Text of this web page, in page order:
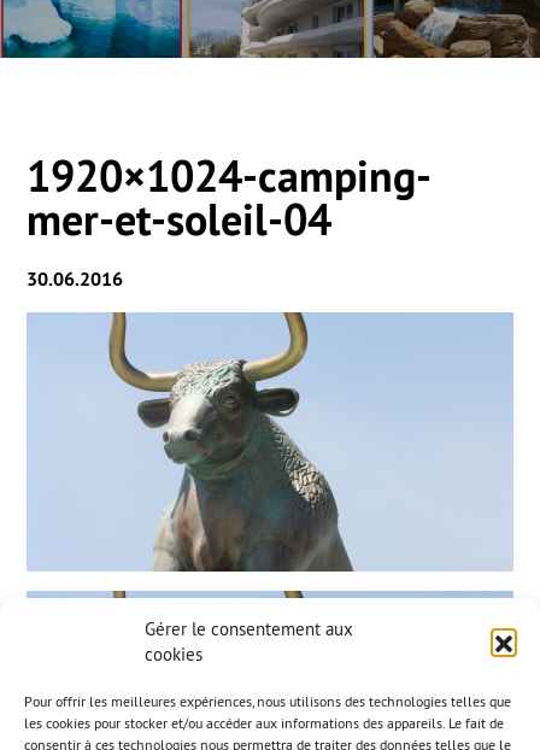
Gérer le consentement aux
cookies
Pour offrir les meilleures expériences, nous utilisons des technologies telles que
les cookies pour stocker et/ou accéder aux informations des appareils. Le fait de
consentir à ces technologies nous permettra de traiter des données telles que le
1920×1024-camping-
mer-et-soleil-04
30.06.2016